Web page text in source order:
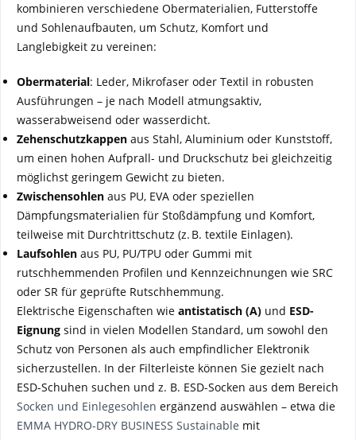
kombinieren verschiedene Obermaterialien, Futterstoffe
und Sohlenaufbauten, um Schutz, Komfort und
Langlebigkeit zu vereinen:
Obermaterial: Leder, Mikrofaser oder Textil in robusten
Ausführungen – je nach Modell atmungsaktiv,
wasserabweisend oder wasserdicht.
Zehenschutzkappen aus Stahl, Aluminium oder Kunststoff,
um einen hohen Aufprall- und Druckschutz bei gleichzeitig
möglichst geringem Gewicht zu bieten.
Zwischensohlen aus PU, EVA oder speziellen
Dämpfungsmaterialien für Stoßdämpfung und Komfort,
teilweise mit Durchtrittschutz (z. B. textile Einlagen).
Laufsohlen aus PU, PU/TPU oder Gummi mit
rutschhemmenden Profilen und Kennzeichnungen wie SRC
oder SR für geprüfte Rutschhemmung.
Elektrische Eigenschaften wie antistatisch (A) und ESD-
Eignung sind in vielen Modellen Standard, um sowohl den
Schutz von Personen als auch empfindlicher Elektronik
sicherzustellen. In der Filterleiste können Sie gezielt nach
ESD-Schuhen suchen und z. B. ESD-Socken aus dem Bereich
Socken und Einlegesohlen ergänzend auswählen – etwa die
EMMA HYDRO-DRY BUSINESS Sustainable mit